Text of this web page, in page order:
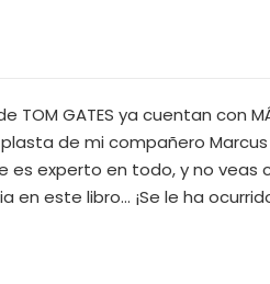
GATES ya cuentan con
plasta de mi compañero
experto en todo, y no veas
este libro... ¡Se le ha